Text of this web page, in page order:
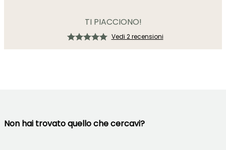
TI PIACCIONO!
Vedi 2 recensioni
Non hai trovato quello che cercavi?